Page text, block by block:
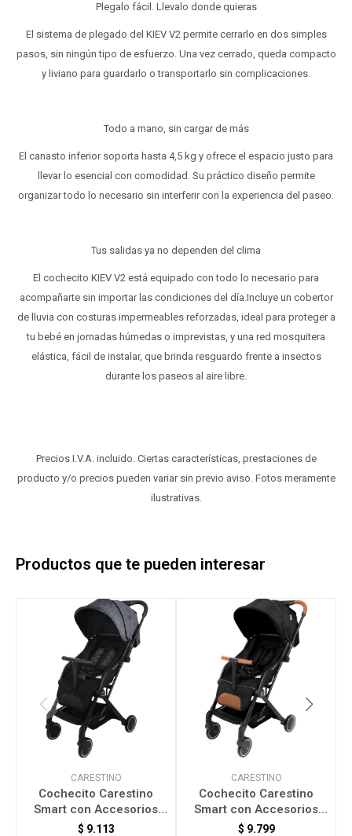
Plegalo fácil. Llevalo donde quieras
El sistema de plegado del KIEV V2 permite cerrarlo en dos simples
pasos, sin ningún tipo de esfuerzo. Una vez cerrado, queda compacto
y liviano para guardarlo o transportarlo sin complicaciones.
Todo a mano, sin cargar de más
El canasto inferior soporta hasta 4,5 kg y ofrece el espacio justo para
llevar lo esencial con comodidad. Su práctico diseño permite
organizar todo lo necesario sin interferir con la experiencia del paseo.
Tus salidas ya no dependen del clima
El cochecito KIEV V2 está equipado con todo lo necesario para
acompañarte sin importar las condiciones del día.Incluye un cobertor
de lluvia con costuras impermeables reforzadas, ideal para proteger a
tu bebé en jornadas húmedas o imprevistas, y una red mosquitera
elástica, fácil de instalar, que brinda resguardo frente a insectos
durante los paseos al aire libre.
Precios I.V.A. incluido. Ciertas características, prestaciones de
producto y/o precios pueden variar sin previo aviso. Fotos meramente
ilustrativas.
Productos que te pueden interesar
CARESTINO
Cochecito Carestino
Smart con Accesorios
Camuflado CO017-CA
$ 9.113
CARESTINO
Cochecito Carestino
Smart con Accesorios
Negro CO017-NE
$ 9.799